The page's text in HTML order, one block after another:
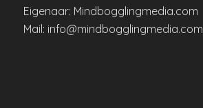
Eigenaar: Mindbogglingmedia.com
Mail: info@mindbogglingmedia.com